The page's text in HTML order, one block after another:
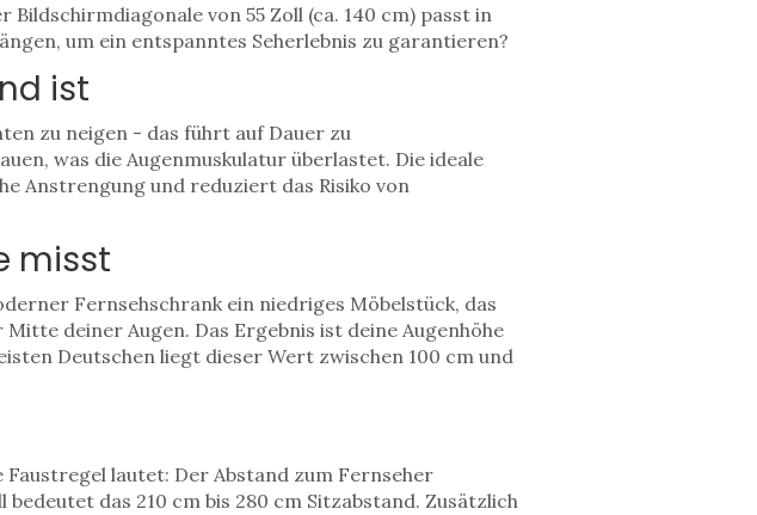
von 55 Zoll (ca. 140 cm)passt in
um ein entspanntes Seherlebnis zu garantieren?
ist
zu neigen - das führt auf Dauer zu
was die Augenmuskulatur überlastet. Die ideale
Anstrengungund reduziert das Risiko von
misst
Fernsehschrank ein niedriges Möbelstück, das
Mitte deiner Augen. Das Ergebnis ist deine Augenhöhe
Deutschen liegt dieser Wert zwischen 100 cm und
lautet: Der Abstand zum Fernseher
bedeutet das 210 cm bis 280 cm Sitzabstand. Zusätzlich